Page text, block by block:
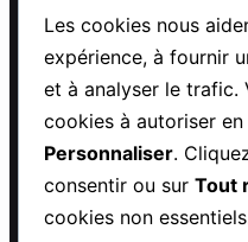
© 2026 Mintavocado.
Politique de confidentialité
Hébergé par MassiveHoster
Les cookies nous
expérience, à fournir
et à analyser le trafic.
cookies à autoriser
Personnaliser.
consentir ou sur Tout
cookies non